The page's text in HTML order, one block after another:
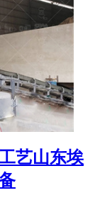
艺山东埃